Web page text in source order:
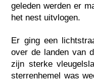
geleden werden er
het nest uitvlogen.
Er ging een
over de landen van
zijn sterke
sterrenhemel was